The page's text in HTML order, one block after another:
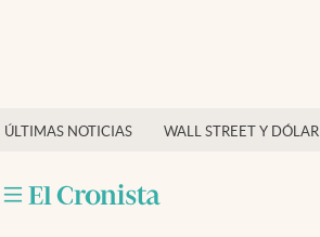
ÚLTIMAS NOTICIAS WALL STREET Y DÓLAR
Finanzas y economía
Inmigración